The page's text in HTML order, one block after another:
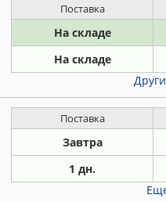
Поставка
На складе
На складе
Поставка
Завтра
1 дн.